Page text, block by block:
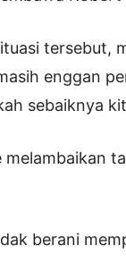
tersebut,
enggan
sebaiknya
melambaikan
berani